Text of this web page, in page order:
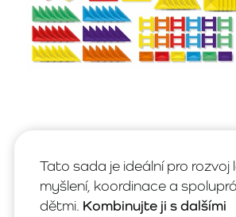
Tato sada je ideální pro rozvoj
myšlení, koordinace a
dětmi. Kombinujte ji s dalšími